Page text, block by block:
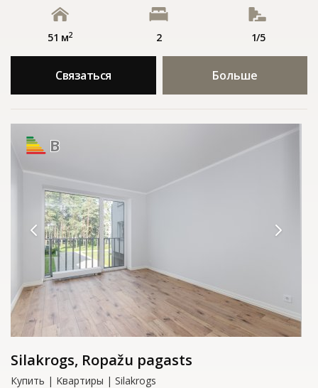
51 м2 2 1/5
Связаться Больше
B
Silakrogs, Ropažu pagasts
Купить | Kвартиры | Silakrogs